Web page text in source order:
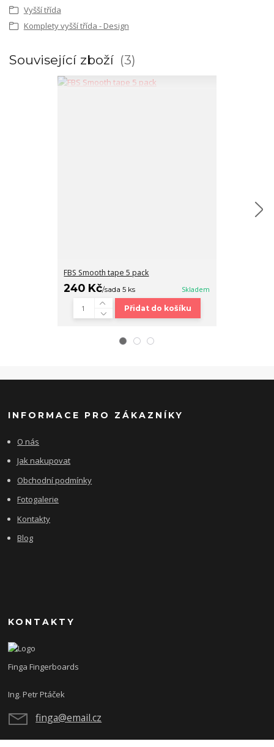
Vyšší třída
Komplety vyšší třída - Design
Související zboží 3
FBS Smooth tape 5 pack
240 Kč/sada 5 ks Skladem
Přidat do košíku
INFORMACE PRO ZÁKAZNÍKY
O nás
Jak nakupovat
Obchodní podmínky
Fotogalerie
Kontakty
Blog
KONTAKTY
Finga Fingerboards
Ing. Petr Ptáček
finga@email.cz